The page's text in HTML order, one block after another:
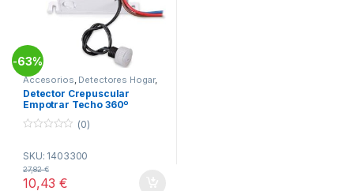
-63%
Accesorios Detectores Hogar,
Hogar
Detector Crepuscular
Empotrar Techo 360º
u
t
(0)
SKU: 1403300
10,43€
27,82€